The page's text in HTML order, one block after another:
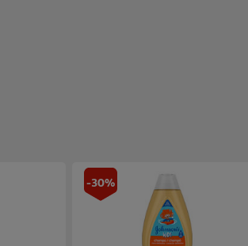
-30%